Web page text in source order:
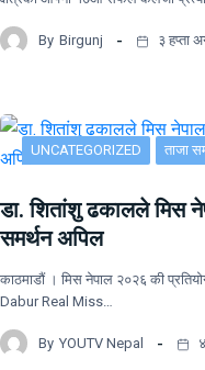
By Birgunj ३ हप्ता
UNCATEGORIZED ताजा
डा. शितांशु ढकालले मिस
समर्थन अपिल
काठमाडौं । मिस नेपाल २०२६ की
Dabur Real Miss…
By YOUTV Nepal